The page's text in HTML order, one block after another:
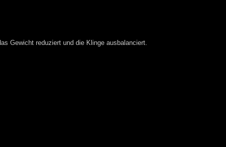
Gewicht reduziert und die Klinge ausbalanciert.